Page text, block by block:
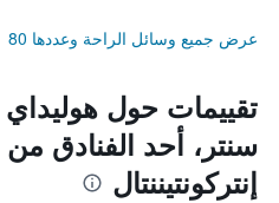
عرض جميع وسائل الراحة وعددها 80
تقييمات حول
سنتر، أحد الفنادق
إنتركونتيننتال